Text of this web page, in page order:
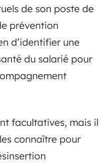
de son poste de
prévention
d’identifier une
du salarié pour
facultatives, mais il
connaître pour